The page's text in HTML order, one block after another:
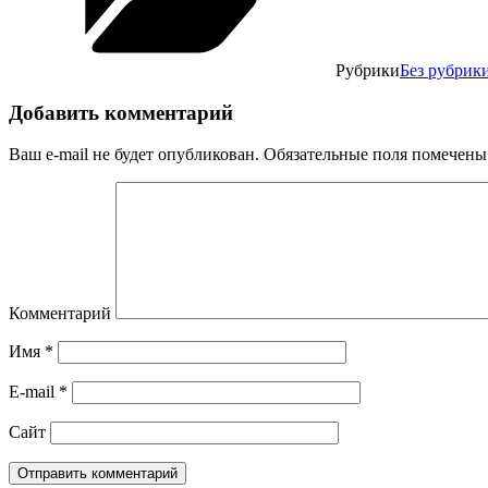
РубрикиБез
Добавить комментарий
Ваш e-mail не будет опубликован. Обязательные поля помечены
Комментарий
Имя *
E-mail *
Сайт